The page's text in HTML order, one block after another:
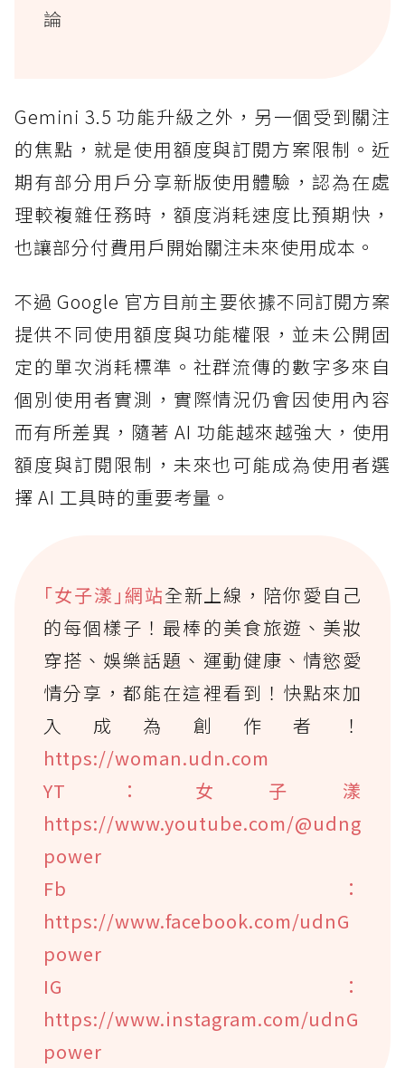
論
Gemini 3.5 功能升級之外，另一個受到關注
的焦點，就是使用額度與訂閱方案限制。近
期有部分用戶分享新版使用體驗，認為在處
理較複雜任務時，額度消耗速度比預期快，
也讓部分付費用戶開始關注未來使用成本。
不過 Google 官方目前主要依據不同訂閱方案
提供不同使用額度與功能權限，並未公開固
定的單次消耗標準。社群流傳的數字多來自
個別使用者實測，實際情況仍會因使用內容
而有所差異，隨著 AI 功能越來越強大，使用
額度與訂閱限制，未來也可能成為使用者選
擇 AI 工具時的重要考量。
｢女子漾｣網站全新上線，陪你愛自己
的每個樣子！最棒的美食旅遊、美妝
穿搭、娛樂話題、運動健康、情慾愛
情分享，都能在這裡看到！快點來加
入成為創作者！
https://woman.udn.com
YT：女子漾
https://www.youtube.com/@udng
power
Fb：
https://www.facebook.com/udnG
power
IG：
https://www.instagram.com/udnG
power